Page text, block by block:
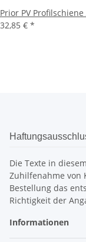
Prior PV
32,85 € *
Die Texte in
Zuhilfenahme von
Bestellung das
Richtigkeit der
Informationen